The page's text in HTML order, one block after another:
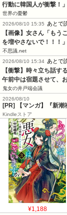
行動に韓国人が衝撃！」
世界の憂鬱
2026/08/10 15:35
あとで
【画像】女さん「もう
を増やさないで！！！
不思議.net
2026/08/10 15:34 あとで
【衝撃】時々立ち話す
午前中は宿題させて、
鬼女の井戸端会議
2026/08/10
[PR] 【マンガ】『新
Kindleストア
¥1,188